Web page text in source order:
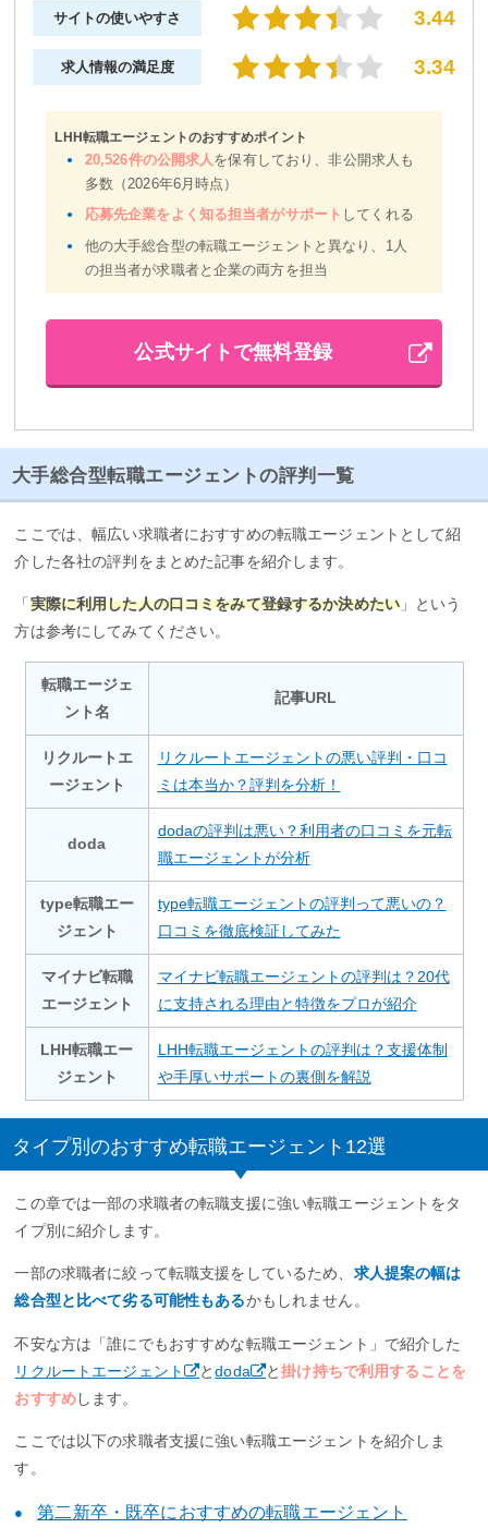
サイトの使いやすさ 3.44
求人情報の満足度 3.34
LHH転職エージェントのおすすめポイント
20,526件の公開求人 を保有しており、非公開求人も
多数（2026年6月時点）
応募先企業をよく知る担当者がサポート してくれる
他の大手総合型の転職エージェントと異なり、1人
の担当者が求職者と企業の両方を担当
公式サイトで無料登録
大手総合型転職エージェントの評判一覧
ここでは、幅広い求職者におすすめの転職エージェントとして紹
介した各社の評判をまとめた記事を紹介します。
「 実際に利用した人の口コミをみて登録するか決めたい 」という
方は参考にしてみてください。
転職エージェ
ント名
記事URL
リクルートエ
ージェント
リクルートエージェントの悪い評判・口コ
ミは本当か？評判を分析！
doda
dodaの評判は悪い？利用者の口コミを元転
職エージェントが分析
type転職エー
ジェント
type転職エージェントの評判って悪いの？
口コミを徹底検証してみた
マイナビ転職
エージェント
マイナビ転職エージェントの評判は？20代
に支持される理由と特徴をプロが紹介
LHH転職エー
ジェント
LHH転職エージェントの評判は？支援体制
や手厚いサポートの裏側を解説
タイプ別のおすすめ転職エージェント12選
この章では一部の求職者の転職支援に強い転職エージェントをタ
イプ別に紹介します。
一部の求職者に絞って転職支援をしているため、 求人提案の幅は
総合型と比べて劣る可能性もあるかもしれません。
不安な方は「誰にでもおすすめな転職エージェント」で紹介した
リクルートエージェント
とdoda と掛け持ちで利用することを
おすすめします。
ここでは以下の求職者支援に強い転職エージェントを紹介しま
す。
第二新卒・既卒におすすめの転職エージェント